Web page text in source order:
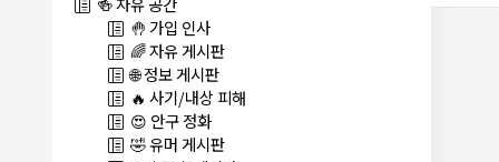
🤚 가입 인사
🌈 자유 게시판
🌐 정보 게시판
🔥 사기/내상 피해
😍 안구 정화
🤣 유머 게시판